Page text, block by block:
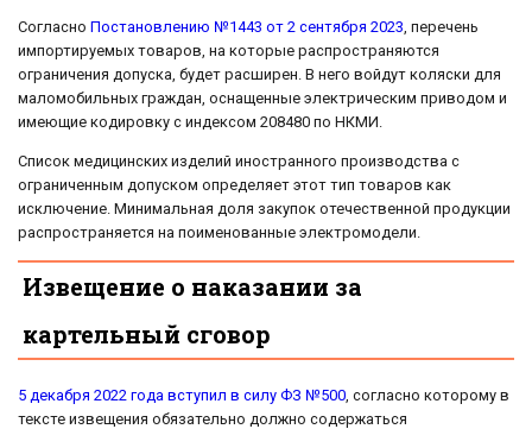
Согласно Постановлению №1443 от 2 сентября 2023 , перечень
импортируемых товаров, на которые распространяются
ограничения допуска, будет расширен. В него войдут коляски для
маломобильных граждан, оснащенные электрическим приводом и
имеющие кодировку с индексом 208480 по НКМИ.
Список медицинских изделий иностранного производства с
ограниченным допуском определяет этот тип товаров как
исключение. Минимальная доля закупок отечественной продукции
распространяется на поименованные электромодели.
Извещение о наказании за
картельный сговор
5 декабря 2022 года вступил в силу ФЗ №500 , согласно которому в
тексте извещения обязательно должно содержаться